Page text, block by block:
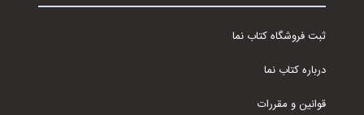
ثبت فروشگاه کتاب نما
درباره کتاب نما
قوانین و مقررات